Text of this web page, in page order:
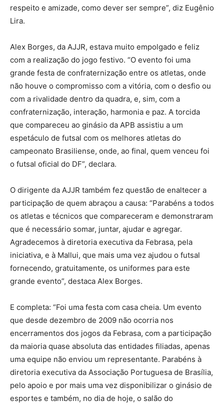
respeito e amizade, como dever ser sempre”, diz Eugênio
Lira.
Alex Borges, da AJJR, estava muito empolgado e feliz
com a realização do jogo festivo. “O evento foi uma
grande festa de confraternização entre os atletas, onde
não houve o compromisso com a vitória, com o desfio ou
com a rivalidade dentro da quadra, e, sim, com a
confraternização, interação, harmonia e paz. A torcida
que compareceu ao ginásio da APB assistiu a um
espetáculo de futsal com os melhores atletas do
campeonato Brasiliense, onde, ao final, quem venceu foi
o futsal oficial do DF”, declara.
O dirigente da AJJR também fez questão de enaltecer a
participação de quem abraçou a causa: “Parabéns a todos
os atletas e técnicos que compareceram e demonstraram
que é necessário somar, juntar, ajudar e agregar.
Agradecemos à diretoria executiva da Febrasa, pela
iniciativa, e à Mallui, que mais uma vez ajudou o futsal
fornecendo, gratuitamente, os uniformes para este
grande evento”, destaca Alex Borges.
E completa: “Foi uma festa com casa cheia. Um evento
que desde dezembro de 2009 não ocorria nos
encerramentos dos jogos da Febrasa, com a participação
da maioria quase absoluta das entidades filiadas, apenas
uma equipe não enviou um representante. Parabéns à
diretoria executiva da Associação Portuguesa de Brasília,
pelo apoio e por mais uma vez disponibilizar o ginásio de
esportes e também, no dia de hoje, o salão do